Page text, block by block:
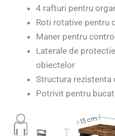
4 rafturi pentru
Roti rotative pentru
Maner pentru
Laterale de
obiectelor
Structura rezistenta
Potrivit pentru